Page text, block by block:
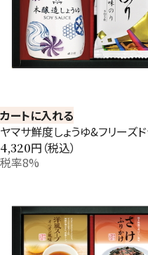
カートに入れる
ヤマサ鮮度しょうゆ&フリーズ
4,320円（税込）
税率8%